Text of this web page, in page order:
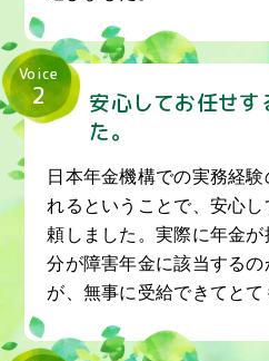
Voice
2
安心してお任せす
た。
日本年金機構での実務経験
れるということで、安心
頼しました。実際に年金
分が障害年金に該当する
が、無事に受給できてとて